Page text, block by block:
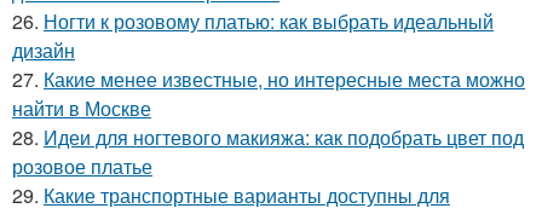
26. Ногти к розовому платью: как выбрать идеальный
дизайн
27. Какие менее известные, но интересные места можно
найти в Москве
28. Идеи для ногтевого макияжа: как подобрать цвет под
розовое платье
29. Какие транспортные варианты доступны для